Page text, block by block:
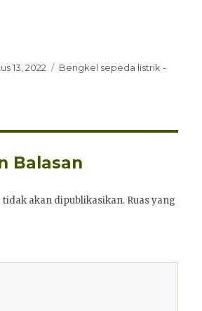
13, 2022 Kategori
Bengkel sepeda listrik -
Balasan
akan dipublikasikan. Ruas yang